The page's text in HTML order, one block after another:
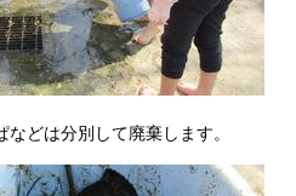
どは分別して廃棄します。